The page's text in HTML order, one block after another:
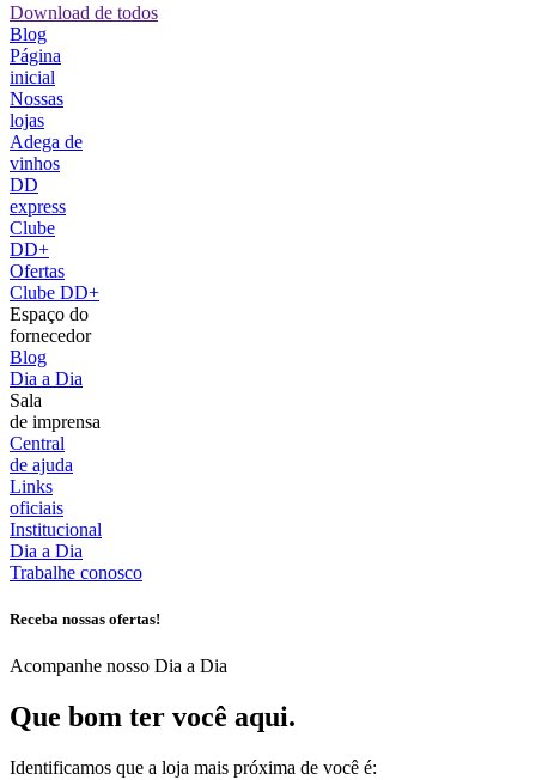
Download de todos
Blog
Página
inicial
Nossas
lojas
Adega de
vinhos
DD
express
Clube
DD+
Ofertas
Clube DD+
Espaço do
fornecedor
Blog
Dia a Dia
Sala
de imprensa
Central
de ajuda
Links
oficiais
Institucional
Dia a Dia
Trabalhe conosco
Receba nossas ofertas!
Acompanhe nosso Dia a Dia
Que bom ter você aqui.
Identificamos que a loja mais próxima de você é: